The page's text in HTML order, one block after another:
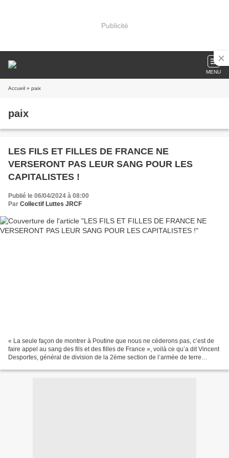
Publicité
MENU
Accueil » paix
paix
LES FILS ET FILLES DE FRANCE NE
VERSERONT PAS LEUR SANG POUR LES
CAPITALISTES !
Publié le 06/04/2024 à 08:00
Par Collectif Luttes JRCF
« La seule façon de montrer à Poutine que nous ne céderons pas, c’est de
faire appel au sang des fils et des filles de France », voilà ce qu’a dit Vincent
Desportes, général de division de la 2ème section de l’armée de terre